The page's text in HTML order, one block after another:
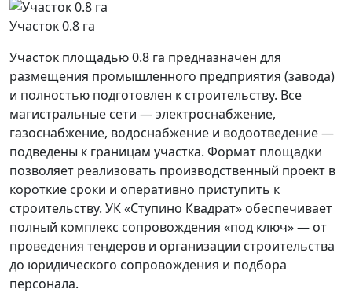
Участок 0.8 га
Участок площадью 0.8 га предназначен для
размещения промышленного предприятия (завода)
и полностью подготовлен к строительству. Все
магистральные сети — электроснабжение,
газоснабжение, водоснабжение и водоотведение —
подведены к границам участка. Формат площадки
позволяет реализовать производственный проект в
короткие сроки и оперативно приступить к
строительству. УК «Ступино Квадрат» обеспечивает
полный комплекс сопровождения «под ключ» — от
проведения тендеров и организации строительства
до юридического сопровождения и подбора
персонала.